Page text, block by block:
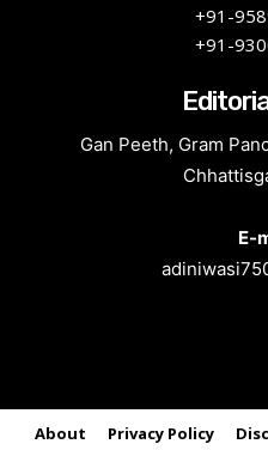
+91-
+91-
Gan Peeth, Gram
E-
About Privacy Policy